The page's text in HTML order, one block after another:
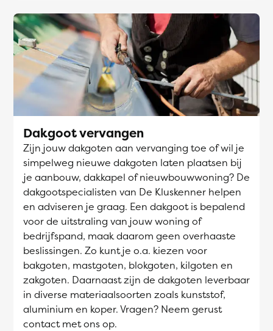
Dakgoot vervangen
Zijn jouw dakgoten aan vervanging toe of wil je
simpelweg nieuwe dakgoten laten plaatsen bij
je aanbouw, dakkapel of nieuwbouwwoning? De
dakgootspecialisten van De Kluskenner helpen
en adviseren je graag. Een dakgoot is bepalend
voor de uitstraling van jouw woning of
bedrijfspand, maak daarom geen overhaaste
beslissingen. Zo kunt je o.a. kiezen voor
bakgoten, mastgoten, blokgoten, kilgoten en
zakgoten. Daarnaast zijn de dakgoten leverbaar
in diverse materiaalsoorten zoals kunststof,
aluminium en koper. Vragen? Neem gerust
contact met ons op.